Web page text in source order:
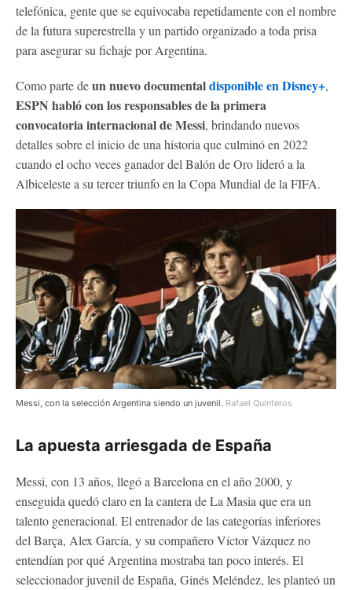
telefónica, gente que se equivocaba repetidamente con el nombre
de la futura superestrella y un partido organizado a toda prisa
para asegurar su fichaje por Argentina.
Como parte deun nuevo documentaldisponible en Disney+,
ESPN habló con los responsables de la primera
convocatoria internacional de Messi, brindando nuevos
detalles sobre el inicio de una historia que culminó en 2022
cuando el ocho veces ganador del Balón de Oro lideró a la
Albiceleste a su tercer triunfo en la Copa Mundial de la FIFA.
Messi, con la selección Argentina siendo un juvenil. Rafael Quinteros
La apuesta arriesgada de España
Messi, con 13 años, llegó a Barcelona en el año 2000, y
enseguida quedó claro en la cantera de La Masia que era un
talento generacional. El entrenador de las categorías inferiores
del Barça, Alex García, y su compañero Víctor Vázquez no
entendían por qué Argentina mostraba tan poco interés. El
seleccionador juvenil de España, Ginés Meléndez, les planteó un